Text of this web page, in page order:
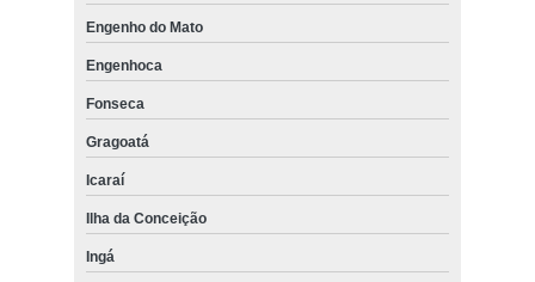
Engenho do Mato
Engenhoca
Fonseca
Gragoatá
Icaraí
Ilha da Conceição
Ingá